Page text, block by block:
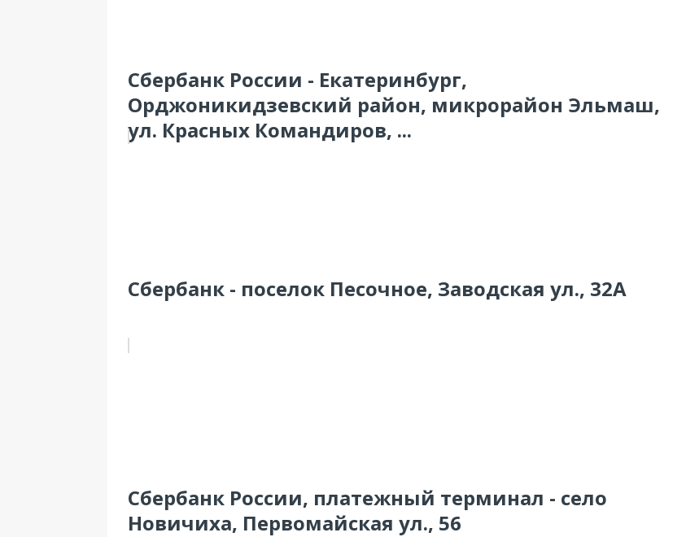
Сбербанк России - Екатеринбург,
Орджоникидзевский район, микрорайон Эльмаш,
ул. Красных Командиров, ...
Сбербанк - поселок Песочное, Заводская ул., 32А
Сбербанк России, платежный терминал - село
Новичиха, Первомайская ул., 56